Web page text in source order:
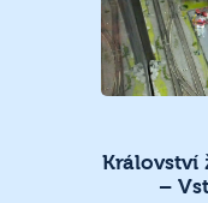
Království
–